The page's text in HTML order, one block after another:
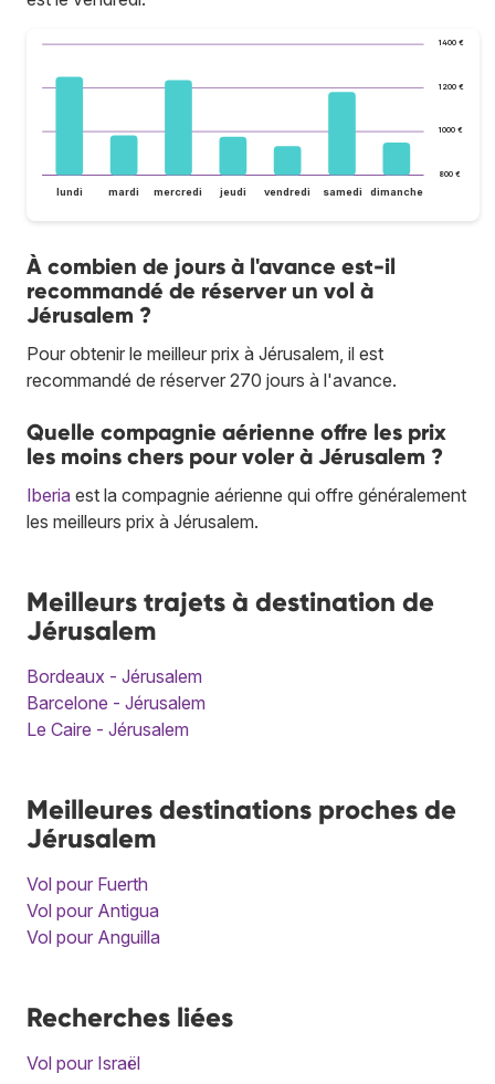
800 €
1 000 €
1 200 €
1 400 €
lundi mardi mercredi jeudi vendredi samedi dimanche
À combien de jours à l'avance est-il
recommandé de réserver un vol à
Jérusalem ?
Pour obtenir le meilleur prix à Jérusalem, il est
recommandé de réserver 270 jours à l'avance.
Quelle compagnie aérienne offre les prix
les moins chers pour voler à Jérusalem ?
Iberia est la compagnie aérienne qui offre généralement
les meilleurs prix à Jérusalem.
Meilleurs trajets à destination de
Jérusalem
Bordeaux - Jérusalem
Barcelone - Jérusalem
Le Caire - Jérusalem
Meilleures destinations proches de
Jérusalem
Vol pour Fuerth
Vol pour Antigua
Vol pour Anguilla
Recherches liées
Vol pour Israël